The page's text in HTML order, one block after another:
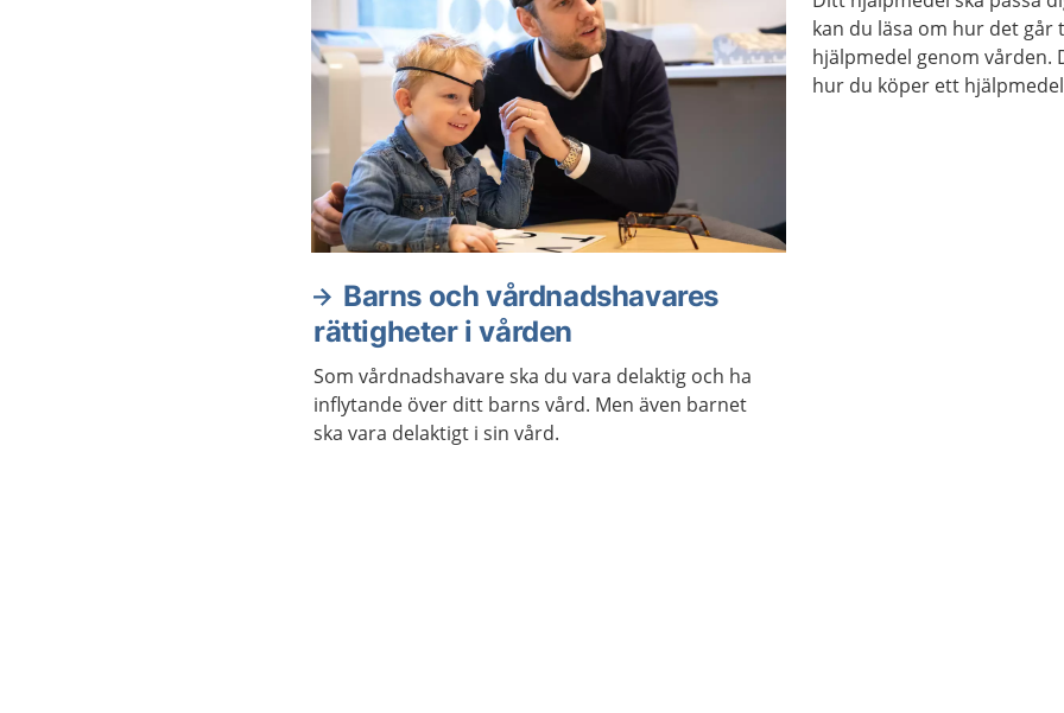
Barns och vårdnadshavares
rättigheter i vården
Som vårdnadshavare ska du vara delaktig och ha
inflytande över ditt barns vård. Men även barnet
ska vara delaktigt i sin vård.
kan du läsa om hur det går
hjälpmedel genom vården.
hur du köper ett